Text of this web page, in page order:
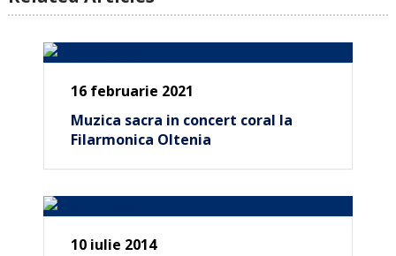
16 februarie 2021
Muzica sacra in concert coral la
Filarmonica Oltenia
10 iulie 2014